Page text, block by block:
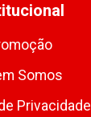
Somos
Privacidade